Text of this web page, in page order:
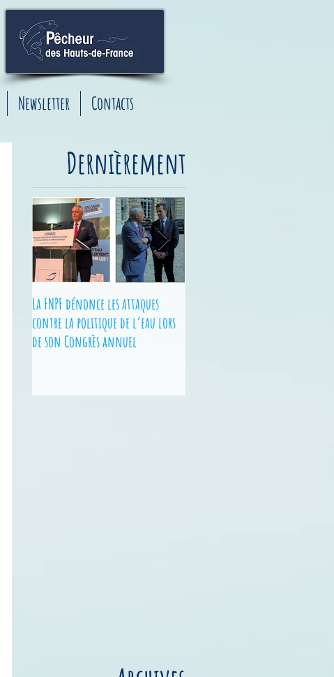
Newsletter Contacts
Dernièrement
La FNPF dénonce les attaques
contre la politique de l’eau lors
de son Congrès annuel